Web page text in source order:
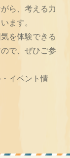
ら、考える力
ます。
を体験できる
で、ぜひご参
イベント情